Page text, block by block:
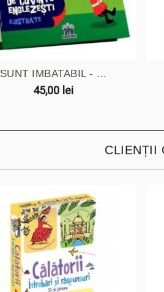
SUNT IMBATABIL - ...
45,00 lei
CLIENȚII